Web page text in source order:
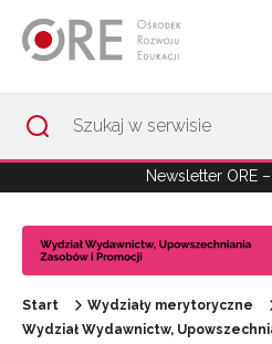
Newsletter ORE
Start
Wydziały merytoryczne
Wydział Wydawnictw,